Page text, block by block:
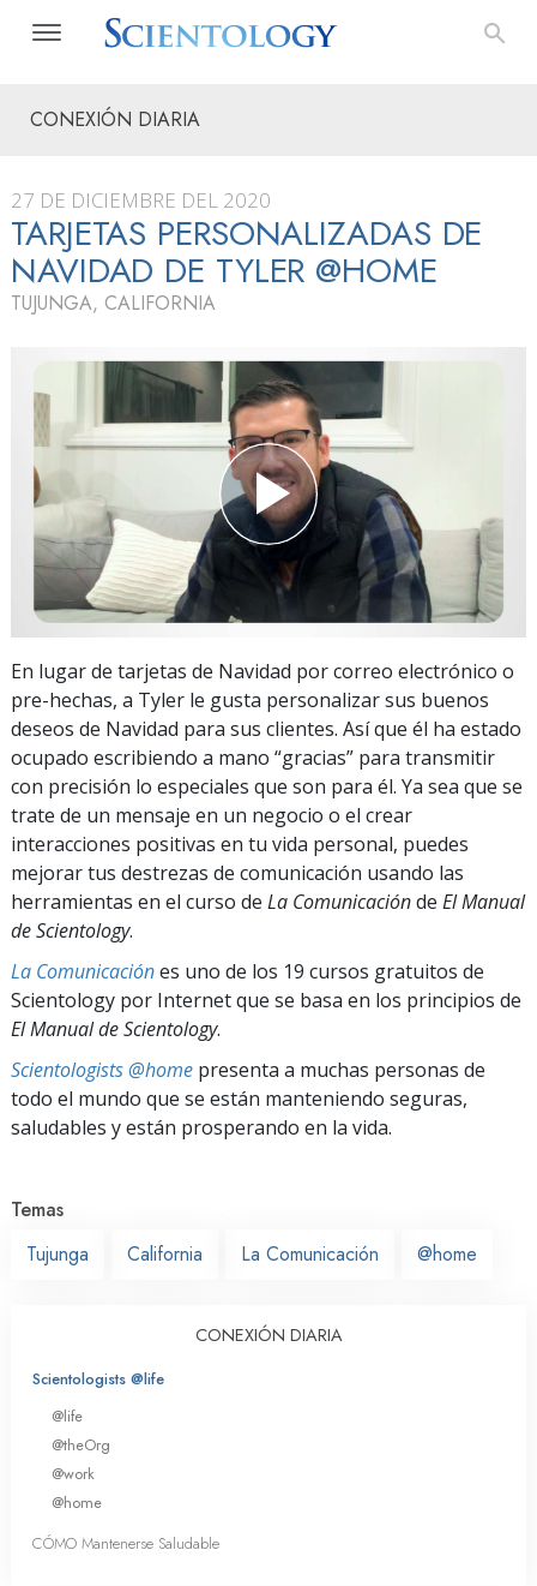
CONEXIÓN DIARIA
27 DE DICIEMBRE DEL 2020
TARJETAS PERSONALIZADAS DE
NAVIDAD DE TYLER @HOME
TUJUNGA, CALIFORNIA
En lugar de tarjetas de Navidad por correo electrónico o
pre-hechas, a Tyler le gusta personalizar sus buenos
deseos de Navidad para sus clientes. Así que él ha estado
ocupado escribiendo a mano “gracias” para transmitir
con precisión lo especiales que son para él. Ya sea que se
trate de un mensaje en un negocio o el crear
interacciones positivas en tu vida personal, puedes
mejorar tus destrezas de comunicación usando las
herramientas en el curso de La Comunicaciónde El Manual
de Scientology.
La Comunicaciónes uno de los 19 cursos gratuitos de
Scientology por Internet que se basa en los principios de
El Manual de Scientology.
Scientologists @home presenta a muchas personas de
todo el mundo que se están manteniendo seguras,
saludables y están prosperando en la vida.
Temas
Tujunga
California La Comunicación @home
CONEXIÓN DIARIA
Scientologists @life
@life
@theOrg
@work
@home
CÓMO Mantenerse Saludable